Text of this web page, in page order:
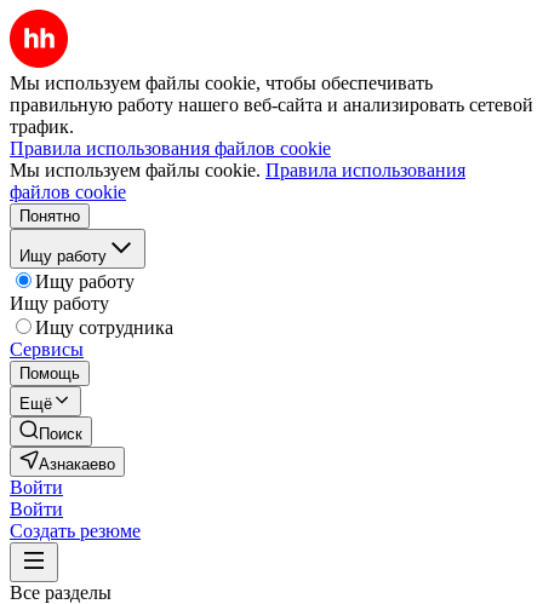
Мы используем файлы cookie, чтобы обеспечивать
правильную работу нашего веб-сайта и анализировать сетевой
трафик.
Правила использования файлов cookie
Мы используем файлы cookie. Правила использования
файлов cookie
Понятно
Ищу работу
Ищу работу
Ищу работу
Ищу сотрудника
Сервисы
Помощь
Ещё
Поиск
Азнакаево
Войти
Войти
Создать резюме
Все разделы